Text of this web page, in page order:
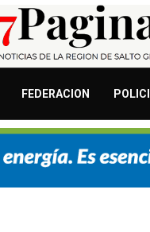
FEDERACION